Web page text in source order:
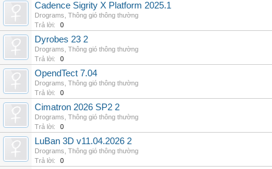
Cadence Sigrity X Platform 2025.1
Drograms Thông gió thông thường
Trả lời:
0
Dyrobes 23 2
Drograms Thông gió thông thường
Trả lời:
0
OpendTect 7.04
Drograms Thông gió thông thường
Trả lời:
0
Cimatron 2026 SP2 2
Drograms Thông gió thông thường
Trả lời:
0
LuBan 3D v11.04.2026 2
Drograms Thông gió thông thường
Trả lời:
0